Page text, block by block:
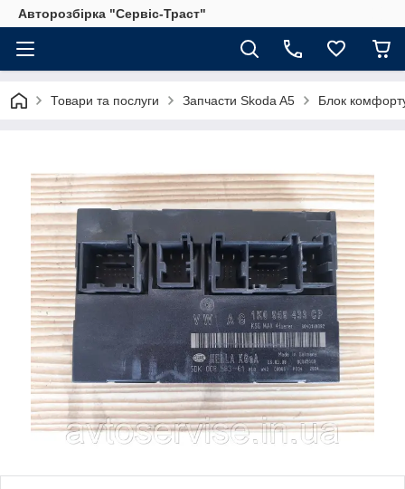
Авторозбірка "Сервіс-Траст"
Товари та послуги Запчасти Skoda A5 Блок